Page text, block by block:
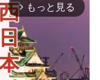
arrow_forward_ios もっと見る